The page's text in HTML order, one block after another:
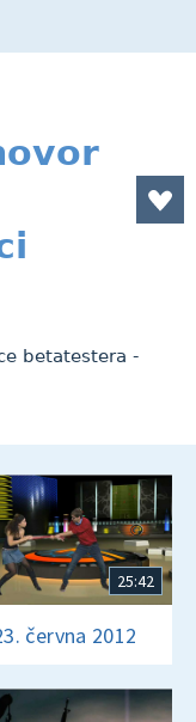
betatestera -
25:42
června 2012